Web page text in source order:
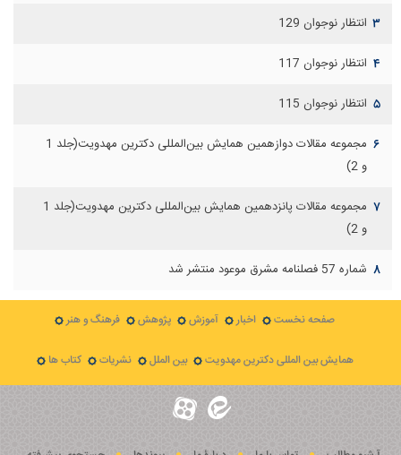
۳ انتظار نوجوان 129
۴ انتظار نوجوان 117
۵ انتظار نوجوان 115
۶
مجموعه مقالات دوازهمين همايش بين‌المللی دكترين مهدويت(جلد 1
و 2)
۷
مجموعه مقالات پانزدهمين همايش بين‌المللی دكترين مهدويت(جلد 1
و 2)
۸ شماره 57 فصلنامه مشرق موعود منتشر شد
صفحه نخست اخبار آموزش پژوهش فرهنگ و هنر
همایش بین المللی دکترین مهدویت بین الملل نشریات کتاب ها